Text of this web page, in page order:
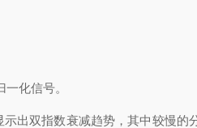
化信号。
出双指数衰减趋势，其中较慢